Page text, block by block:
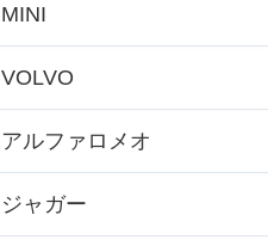
MINI
VOLVO
アルファロメオ
ジャガー